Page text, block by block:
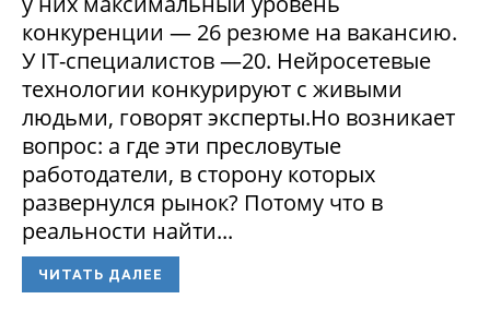
конкуренции — 26 резюме на вакансию.
У IT-специалистов —20. Нейросетевые
технологии конкурируют с живыми
людьми, говорят эксперты.Но возникает
вопрос: а где эти пресловутые
работодатели, в сторону которых
развернулся рынок? Потому что в
реальности найти...
ЧИТАТЬ ДАЛЕЕ